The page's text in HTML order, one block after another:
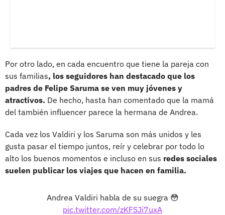
Por otro lado, en cada encuentro que tiene la pareja con
sus familias, los seguidores han destacado que los
padres de Felipe Saruma se ven muy jóvenes y
atractivos. De hecho, hasta han comentado que la mamá
del también influencer parece la hermana de Andrea.
Cada vez los Valdiri y los Saruma son más unidos y les
gusta pasar el tiempo juntos, reír y celebrar por todo lo
alto los buenos momentos e incluso en sus redes sociales
suelen publicar los viajes que hacen en familia.
Andrea Valdiri habla de su suegra 😳
pic.twitter.com/zKFSJi7uxA